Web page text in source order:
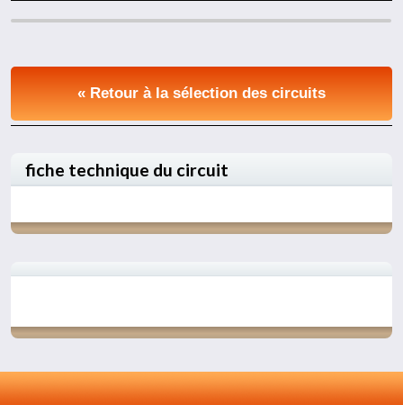
« Retour à la sélection des circuits
fiche technique du circuit